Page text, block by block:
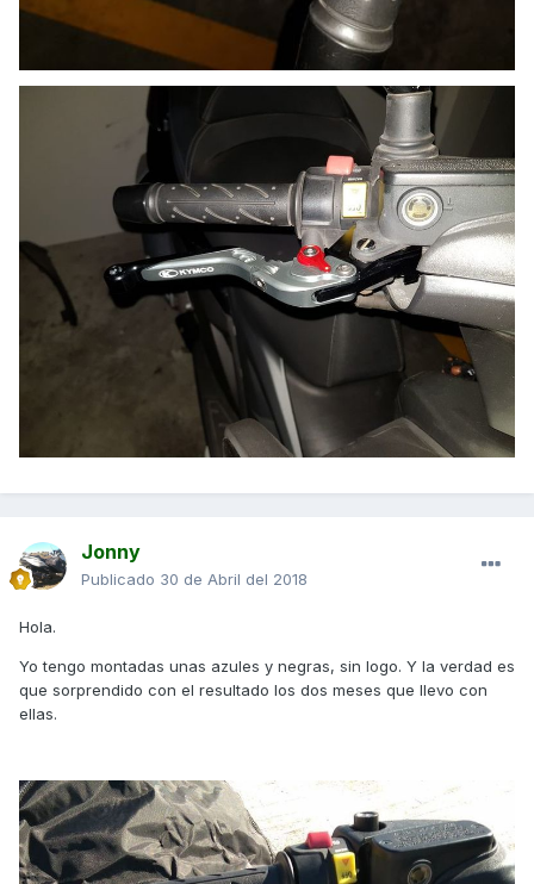
Jonny
Publicado 30 de Abril del 2018
Hola.
Yo tengo montadas unas azules y negras, sin logo. Y la verdad es
que sorprendido con el resultado los dos meses que llevo con
ellas.